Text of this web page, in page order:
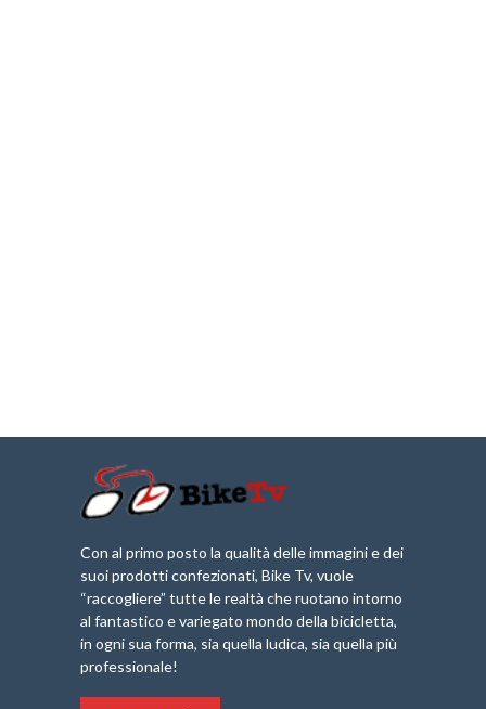
Con al primo posto la qualità delle immagini e dei
suoi prodotti confezionati, Bike Tv, vuole
“raccogliere” tutte le realtà che ruotano intorno
al fantastico e variegato mondo della bicicletta,
in ogni sua forma, sia quella ludica, sia quella più
professionale!